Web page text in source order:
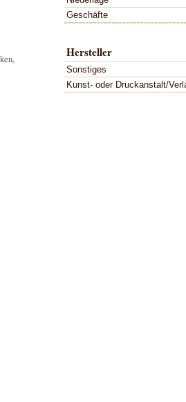
Geschäfte
Hersteller
Sonstiges
Kunst- oder Druckanstalt/